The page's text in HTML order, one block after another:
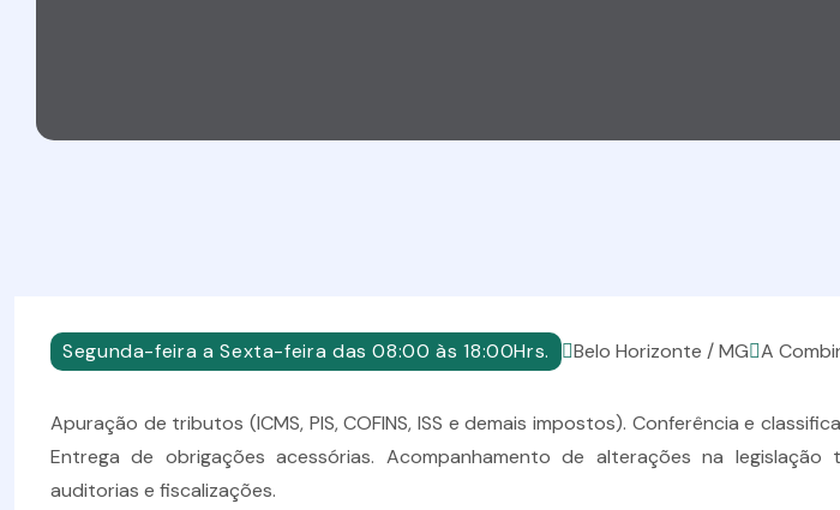
Segunda-feira a Sexta-feira das 08:00 às 18:00Hrs. Belo Horizonte / MG A
Apuração de tributos (ICMS, PIS, COFINS, ISS e demais impostos). Conferência e
Entrega de obrigações acessórias. Acompanhamento de alterações na legislação
auditorias e fiscalizações.